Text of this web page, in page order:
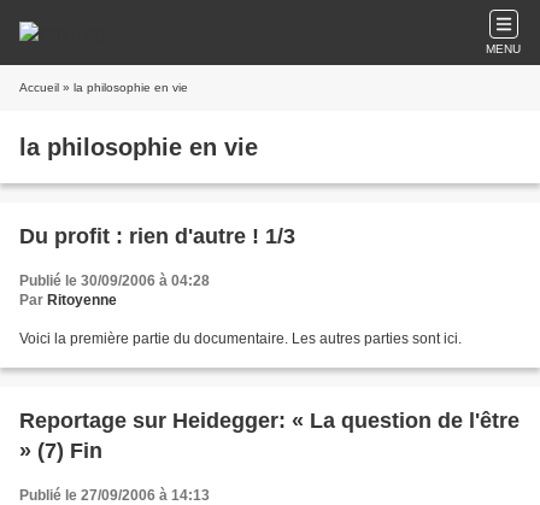
MENU
Accueil » la philosophie en vie
la philosophie en vie
Du profit : rien d'autre ! 1/3
Publié le 30/09/2006 à 04:28
Par Ritoyenne
Voici la première partie du documentaire. Les autres parties sont ici.
Reportage sur Heidegger: « La question de l'être
» (7) Fin
Publié le 27/09/2006 à 14:13